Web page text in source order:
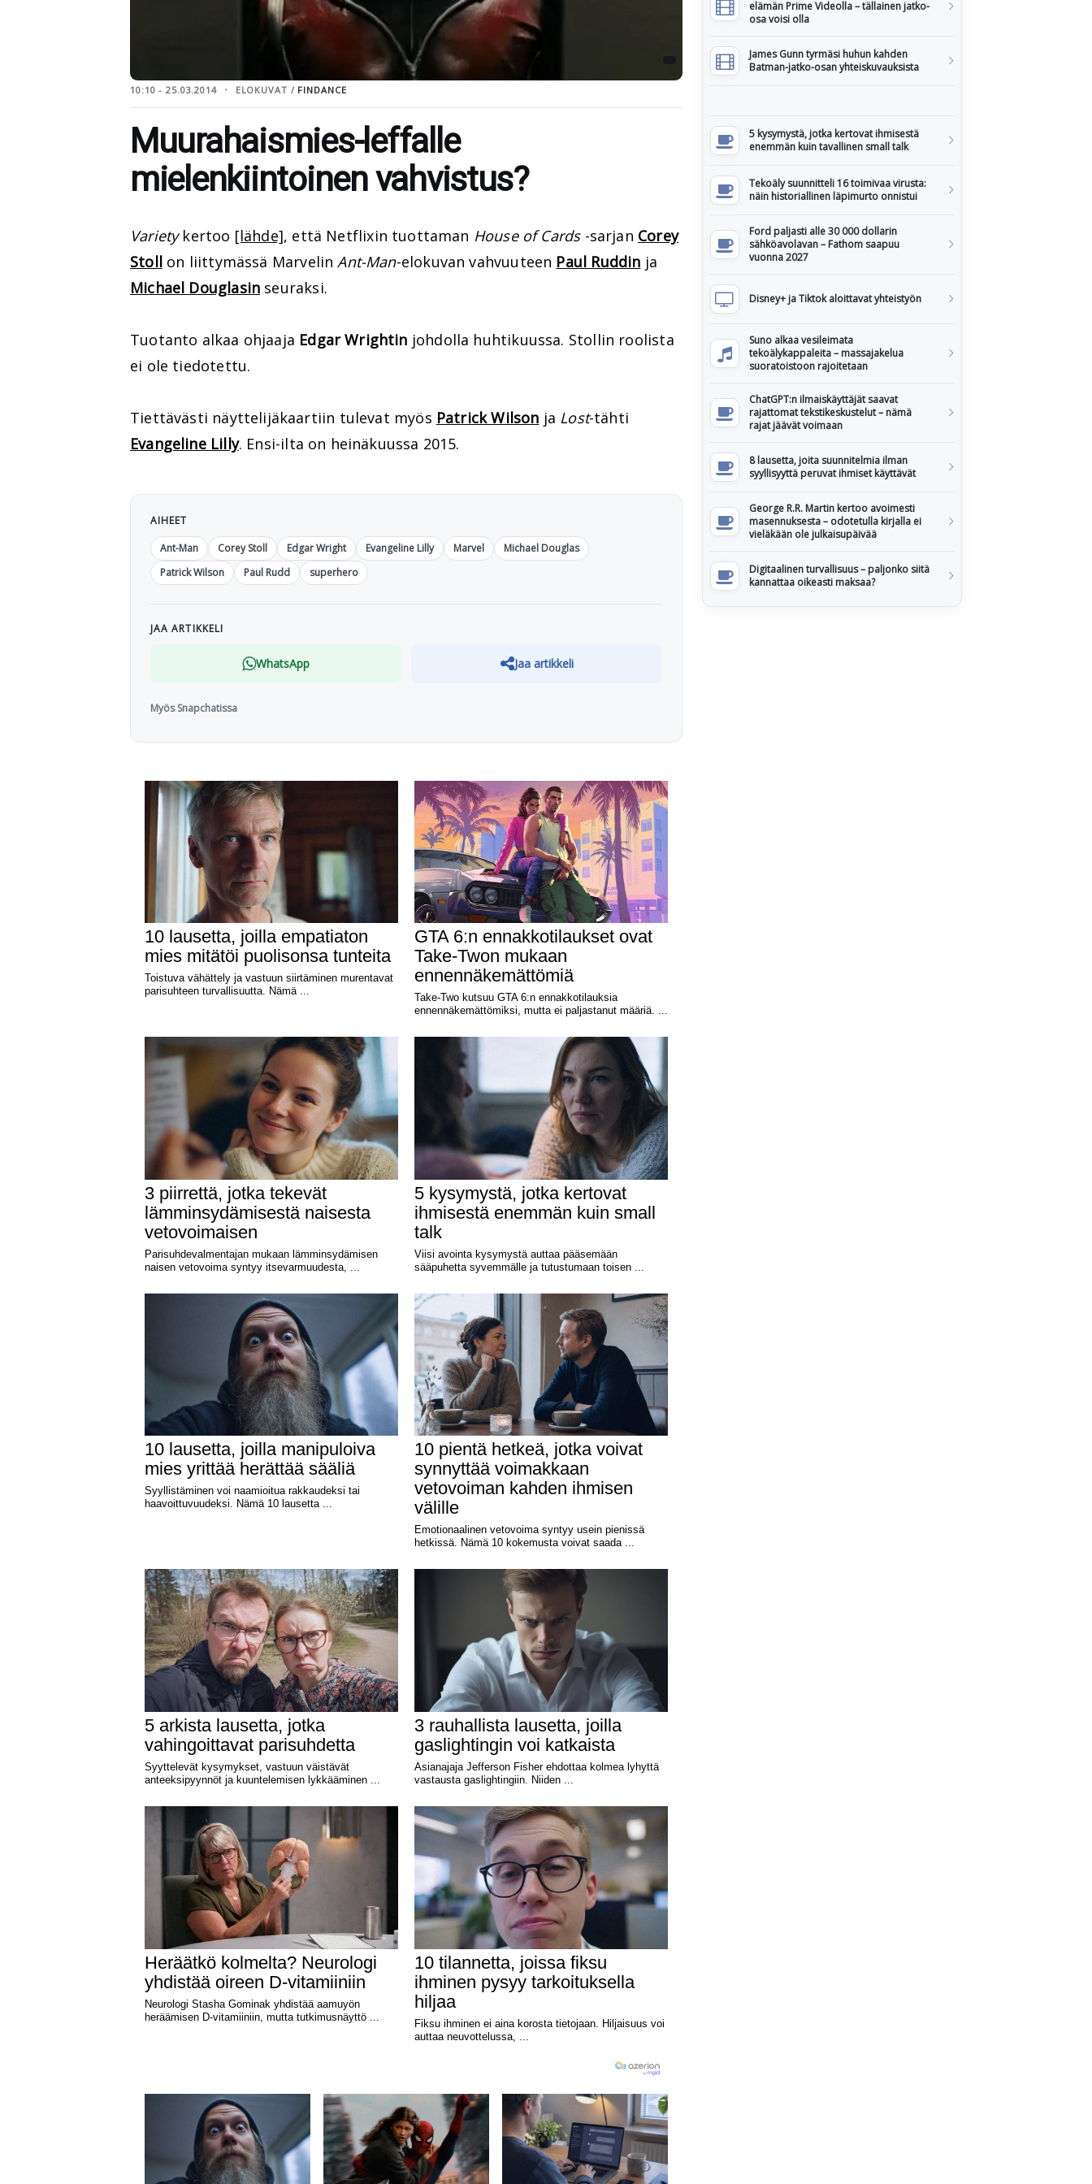
10:10 - 25.03.2014 ELOKUVAT / FINDANCE
Muurahaismies-leffalle
mielenkiintoinen vahvistus?
Varietykertoo [lähde], että Netflixin tuottaman House of Cards-sarjan Corey
Stollon liittymässä MarvelinAnt-Man-elokuvan vahvuuteen Paul Ruddin ja
Michael Douglasin seuraksi.
Tuotanto alkaa ohjaaja Edgar Wrightin johdolla huhtikuussa. Stollin roolista
ei ole tiedotettu.
Tiettävästi näyttelijäkaartiin tulevat myös Patrick Wilson ja Lost-tähti
Evangeline Lilly. Ensi-ilta on heinäkuussa 2015.
AIHEET
Ant-Man
Corey Stoll Edgar Wright Evangeline Lilly Marvel
Michael Douglas
Patrick Wilson
Paul Rudd superhero
JAA ARTIKKELI
WhatsApp Jaa artikkeli
Myös Snapchatissa
elämän Prime Videolla – tällainen jatko-
osa voisi olla
James Gunn tyrmäsi huhun kahden
Batman-jatko-osan yhteiskuvauksista
5 kysymystä, jotka kertovat ihmisestä
enemmän kuin tavallinen small talk
Tekoäly suunnitteli 16 toimivaa virusta:
näin historiallinen läpimurto onnistui
Ford paljasti alle 30 000 dollarin
sähköavolavan – Fathom saapuu
vuonna 2027
Disney+ ja Tiktok aloittavat yhteistyön
Suno alkaa vesileimata
tekoälykappaleita – massajakelua
suoratoistoon rajoitetaan
ChatGPT:n ilmaiskäyttäjät saavat
rajattomat tekstikeskustelut – nämä
rajat jäävät voimaan
8 lausetta, joita suunnitelmia ilman
syyllisyyttä peruvat ihmiset käyttävät
George R.R. Martin kertoo avoimesti
masennuksesta – odotetulla kirjalla ei
vieläkään ole julkaisupäivää
Digitaalinen turvallisuus – paljonko siitä
kannattaa oikeasti maksaa?